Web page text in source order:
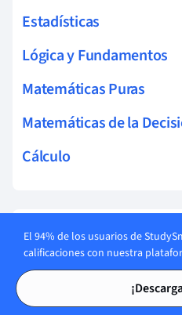
Tarjetas
Tarjetas
Estadísticas
Lógica y Fundamentos
Matemáticas Puras
Matemáticas de la
Cálculo
Temas relacionados
Teorema de Taylor
Número
El 94% de los usuarios de
calificaciones con nuestra